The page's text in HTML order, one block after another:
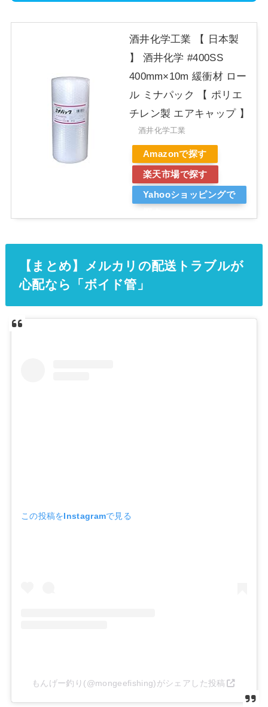
酒井化学工業 【 日本製
】 酒井化学 #400SS
400mm×10m 緩衝材 ロー
ル ミナパック 【 ポリエ
チレン製 エアキャップ 】
酒井化学工業
Amazonで探す
楽天市場で探す
Yahooショッピングで
【まとめ】メルカリの配送トラブルが
心配なら「ボイド管」
この投稿をInstagramで見る
もんげー釣り(@mongeefishing)がシェアした投稿